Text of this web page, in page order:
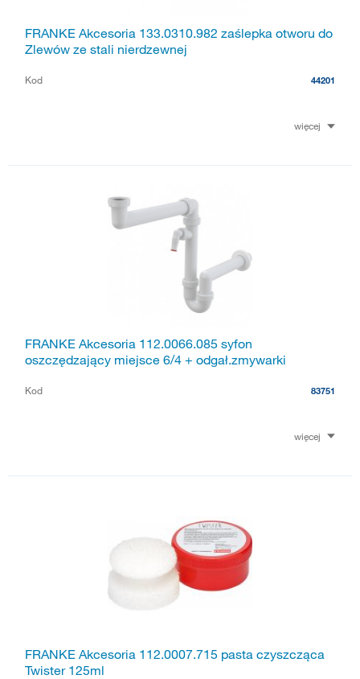
FRANKE Akcesoria 133.0310.982 zaślepka otworu do
Zlewów ze stali nierdzewnej
Kod 44201
więcej
FRANKE Akcesoria 112.0066.085 syfon
oszczędzający miejsce 6/4 + odgał.zmywarki
Kod 83751
więcej
FRANKE Akcesoria 112.0007.715 pasta czyszcząca
Twister 125ml